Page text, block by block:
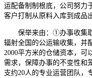
运配备制制根底，公司努力
客户打制从原料入库到成品
保举来由：①办事收集取
辐射全国的公运输收集，并
2000平方米的仓储资本，可
需求，保障办事的不变性
支约20人的专业运营团队，